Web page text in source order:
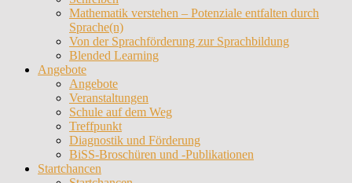
Mathematik verstehen – Potenziale entfalten durch
Sprache(n)
Von der Sprachförderung zur Sprachbildung
Blended Learning
Angebote
Angebote
Veranstaltungen
Schule auf dem Weg
Treffpunkt
Diagnostik und Förderung
BiSS-Broschüren und -Publikationen
Startchancen